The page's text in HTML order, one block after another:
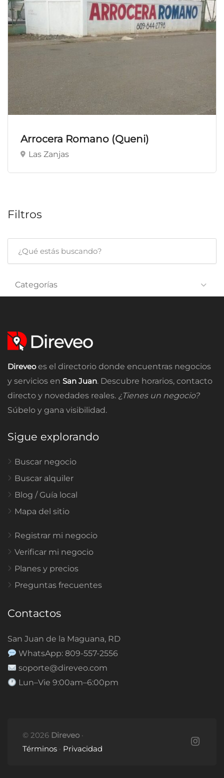
Arrocera Romano (Queni)
Las Zanjas
Filtros
Categorías
Direveoes el directorio donde encuentras negocios
y servicios en San Juan. Descubre horarios, contacto
directo y novedades reales. ¿Tienes un negocio?
Súbelo y gana visibilidad.
Sigue explorando
Buscar negocio
Buscar alquiler
Blog / Guía local
Mapa del sitio
Registrar mi negocio
Verificar mi negocio
Planes y precios
Preguntas frecuentes
Contactos
San Juan de la Maguana, RD
WhatsApp: 809-557-2556
soporte@direveo.com
Lun–Vie 9:00am–6:00pm
© 2026 Direveo ·
Términos · Privacidad